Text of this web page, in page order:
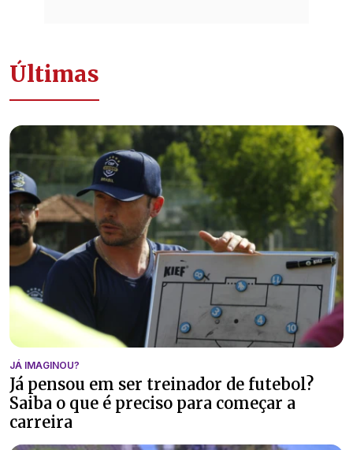
Últimas
JÁ IMAGINOU?
Já pensou em ser treinador de futebol?
Saiba o que é preciso para começar a
carreira